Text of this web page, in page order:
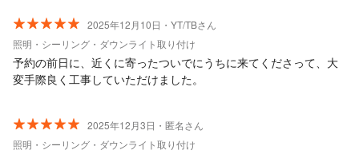
2025年12月10日・YT/TBさん
照明・シーリング・ダウンライト取り付け
予約の前日に、近くに寄ったついでにうちに来てくださって、大
変手際良く工事していただけました。
2025年12月3日・匿名さん
照明・シーリング・ダウンライト取り付け